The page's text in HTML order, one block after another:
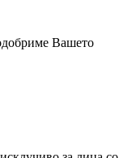
Вашето